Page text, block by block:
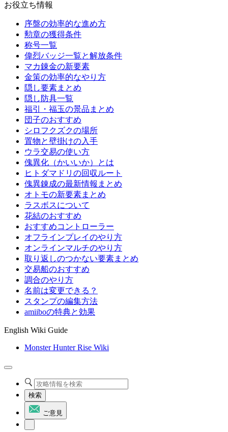
お役立ち情報
序盤の効率的な進め方
勲章の獲得条件
称号一覧
偉烈バッジ一覧と解放条件
マカ錬金の新要素
金策の効率的なやり方
隠し要素まとめ
隠し防具一覧
福引・福玉の景品まとめ
団子のおすすめ
シロフクズクの場所
置物と壁掛けの入手
ウラ交易の使い方
傀異化（かいいか）とは
ヒトダマドリの回収ルート
傀異錬成の最新情報まとめ
オトモの新要素まとめ
ラスボスについて
花結のおすすめ
おすすめコントローラー
オフラインプレイのやり方
オンラインマルチのやり方
取り返しのつかない要素まとめ
交易船のおすすめ
調合のやり方
名前は変更できる？
スタンプの編集方法
amiiboの特典と効果
English Wiki Guide
Monster Hunter Rise Wiki
検索
ご意見